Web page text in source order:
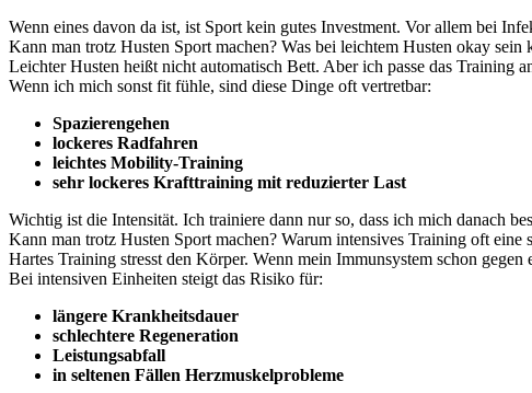
Wenn eines davon da ist, ist Sport kein gutes Investment. Vor allem bei
Kann man trotz Husten Sport machen? Was bei leichtem Husten okay sein
Leichter Husten heißt nicht automatisch Bett. Aber ich passe das
Wenn ich mich sonst fit fühle, sind diese Dinge oft vertretbar:
Spazierengehen
lockeres Radfahren
leichtes Mobility-Training
sehr lockeres Krafttraining mit reduzierter Last
Wichtig ist die Intensität. Ich trainiere dann nur so, dass ich mich danach
Kann man trotz Husten Sport machen? Warum intensives Training oft eine
Hartes Training stresst den Körper. Wenn mein Immunsystem schon
Bei intensiven Einheiten steigt das Risiko für:
längere Krankheitsdauer
schlechtere Regeneration
Leistungsabfall
in seltenen Fällen Herzmuskelprobleme